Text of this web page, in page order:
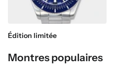
Édition limitée
Montres populaires